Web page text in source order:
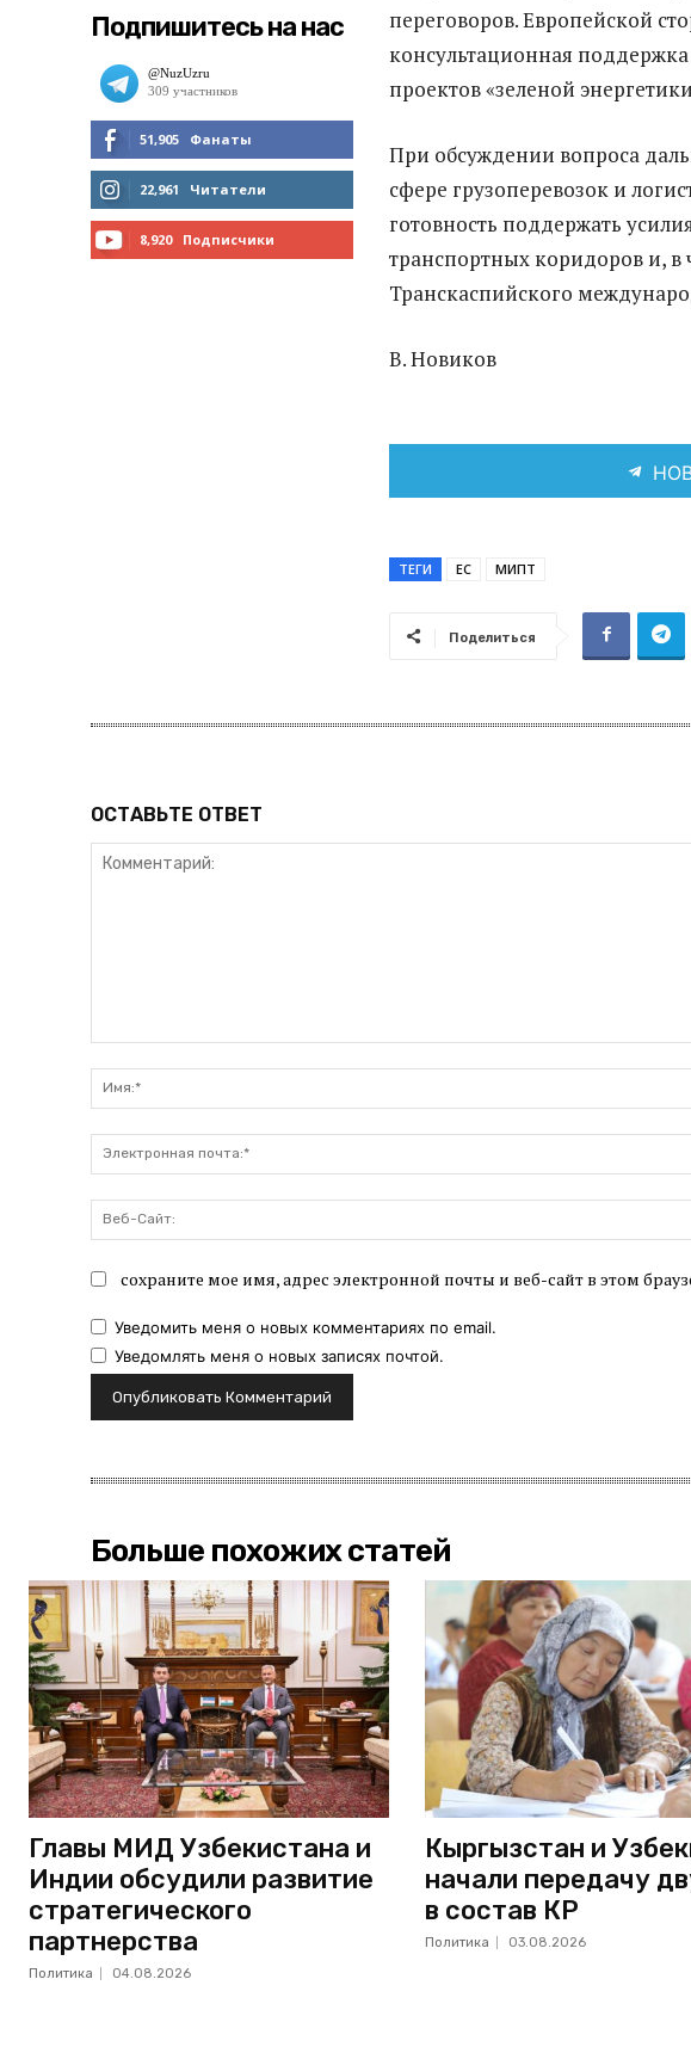
Подпишитесь на нас
51,905 Фанаты
МНЕ НРАВИТСЯ
22,961 Читатели
8,920 Подписчики
переговоров. Европейской
консультационная
проектов «зеленой
При обсуждении вопроса
сфере грузоперевозок и
готовность поддержать
транспортных коридоров и, в
Транскаспийского
В. Новиков
ТЕГИ ЕС МИПТ
Поделиться
ОСТАВЬТЕ ОТВЕТ
сохраните мое имя, адрес электронной почты и веб-сайт в этом
Уведомить меня о новых комментариях по email.
Уведомлять меня о новых записях почтой.
Больше похожих статей
Главы МИД Узбекистана и
Индии обсудили развитие
стратегического
партнерства
Политика 04.08.2026
Кыргызстан и
начали передачу
в состав КР
Политика 03.08.2026